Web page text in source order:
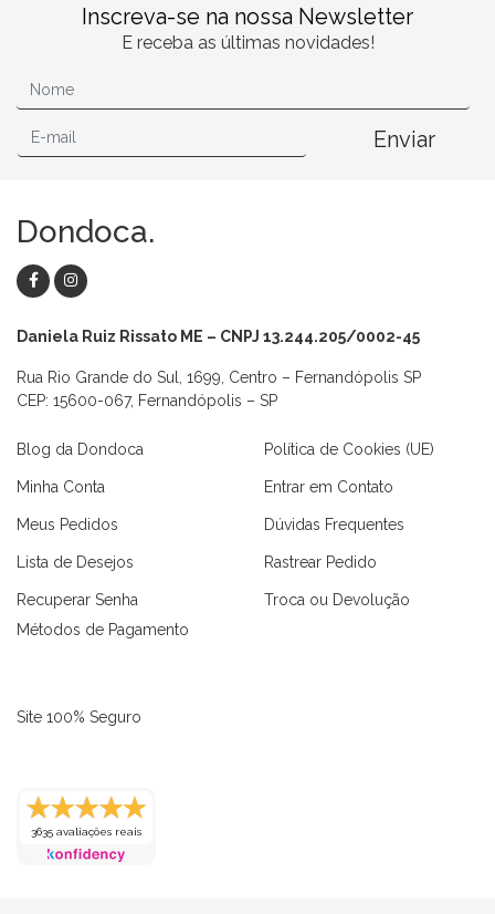
Macaquinhos
Inscreva-se na nossa Newsletter
E receba as últimas novidades!
Enviar
Dondoca.
Daniela Ruiz Rissato ME – CNPJ 13.244.205/0002-45
Rua Rio Grande do Sul, 1699, Centro – Fernandópolis SP
CEP: 15600-067, Fernandópolis – SP
Blog da Dondoca
Minha Conta
Meus Pedidos
Lista de Desejos
Recuperar Senha
Política de Cookies (UE)
Entrar em Contato
Dúvidas Frequentes
Rastrear Pedido
Troca ou Devolução
Métodos de Pagamento
Site 100% Seguro
3635 avaliações reais